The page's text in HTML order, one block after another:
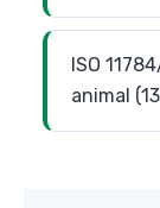
ISO
animal